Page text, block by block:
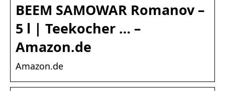
BEEM SAMOWAR Romanov –
5 l | Teekocher … –
Amazon.de
Amazon.de